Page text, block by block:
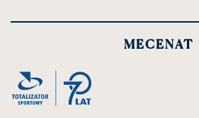
MECENAT